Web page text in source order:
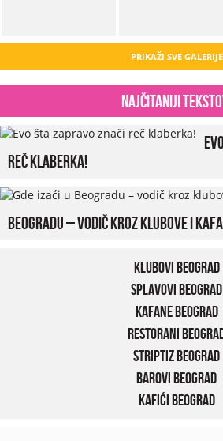
PRIKAŽI SVE GALERIJE
Najčitaniji
reč klaberka!
Beogradu – vodič kroz klubove i
Klubovi Beograd
Splavovi Beograd
Kafane Beograd
Restorani
Striptiz Beograd
Barovi Beograd
Kafići Beograd